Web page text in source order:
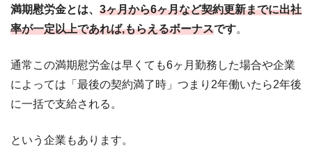
満期慰労金とは、 3ヶ月から6ヶ月など契約更新までに出社
率が一定以上であれば,もらえるボーナスです。
通常この満期慰労金は早くても6ヶ月勤務した場合や企業
によっては「最後の契約満了時」つまり2年働いたら2年後
に一括で支給される。
という企業もあります。